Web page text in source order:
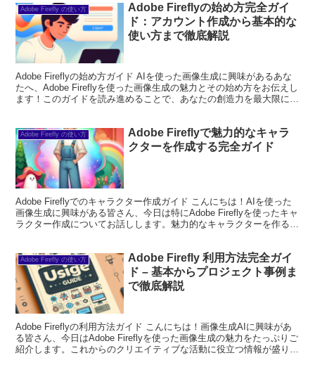
Adobe Firefly の使い方
Adobe Fireflyの始め方完全ガイ
ド：アカウント作成から基本的な
使い方まで徹底解説
Adobe Fireflyの始め方ガイド AIを使った画像生成に興味があるあな
たへ、Adobe Fireflyを使った画像生成の魅力とその始め方をお伝えし
ます！このガイドを読み進めることで、あなたの創造力を最大限に引
Adobe Firefly の使い方
Adobe Fireflyで魅力的なキャラ
クターを作成する完全ガイド
Adobe Fireflyでのキャラクター作成ガイド こんにちは！AIを使った
画像生成に興味がある皆さん、今日は特にAdobe Fireflyを使ったキャ
ラクター作成についてお話しします。魅力的なキャラクターを作るた
Adobe Firefly の使い方
Adobe Firefly 利用方法完全ガイ
ド – 基本からプロジェクト事例ま
で徹底解説
Adobe Fireflyの利用方法ガイド こんにちは！画像生成AIに興味があ
る皆さん、今日はAdobe Fireflyを使った画像生成の魅力をたっぷりご
紹介します。これからのクリエイティブな活動に役立つ情報が盛りだ